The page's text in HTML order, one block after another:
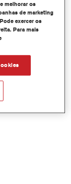
versátil e de
todas as
e alto teor de
melhorar os
de marketing
exercer os
Para mais